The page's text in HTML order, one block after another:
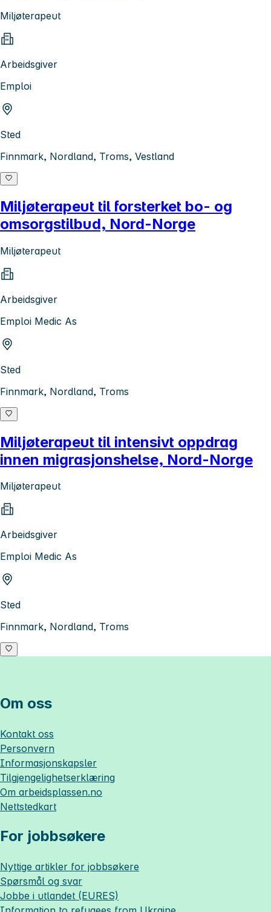
Miljøterapeut
Arbeidsgiver
Emploi
Sted
Finnmark, Nordland, Troms, Vestland
Miljøterapeut til forsterket bo- og
omsorgstilbud, Nord-Norge
Miljøterapeut
Arbeidsgiver
Emploi Medic As
Sted
Finnmark, Nordland, Troms
Miljøterapeut til intensivt oppdrag
innen migrasjonshelse, Nord-Norge
Miljøterapeut
Arbeidsgiver
Emploi Medic As
Sted
Finnmark, Nordland, Troms
Om oss
Kontakt oss
Personvern
Informasjonskapsler
Tilgjengelighetserklæring
Om arbeidsplassen.no
Nettstedkart
For jobbsøkere
Nyttige artikler for jobbsøkere
Spørsmål og svar
Jobbe i utlandet (EURES)